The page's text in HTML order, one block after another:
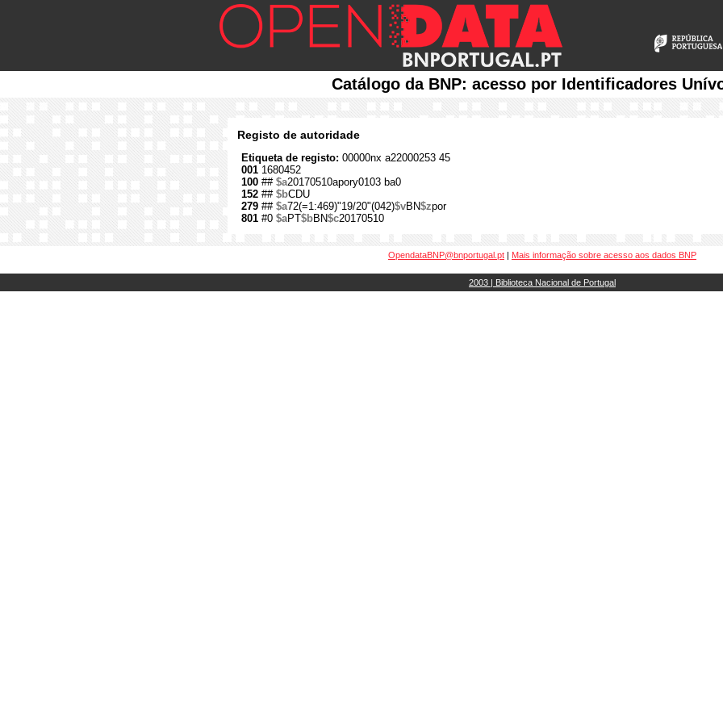
Catálogo da BNP: acesso por Identificadores
Registo de autoridade
Etiqueta de registo: 00000nx a22000253 45
001 1680452
100 ## $a20170510apory0103 ba0
152 ## $bCDU
279 ## $a72(=1:469)"19/20"(042)$vBN$zpor
801 #0 $aPT$bBN$c20170510
OpendataBNP@bnportugal.pt | Mais informação sobre acesso aos dados BNP
2003 | Biblioteca Nacional de Portugal